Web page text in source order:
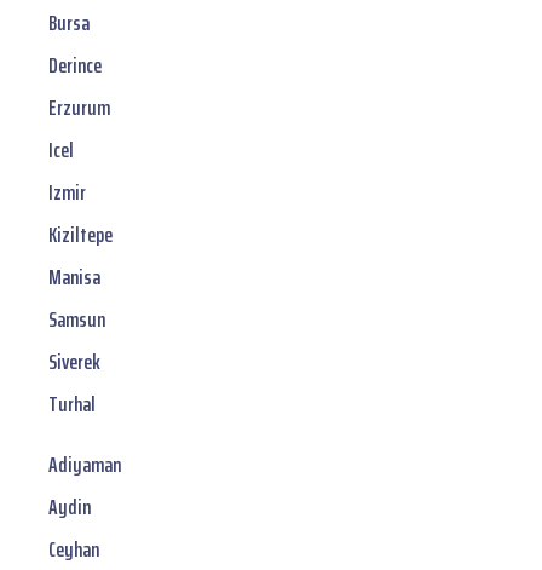
Bursa
Derince
Erzurum
Icel
Izmir
Kiziltepe
Manisa
Samsun
Siverek
Turhal
Adiyaman
Aydin
Ceyhan